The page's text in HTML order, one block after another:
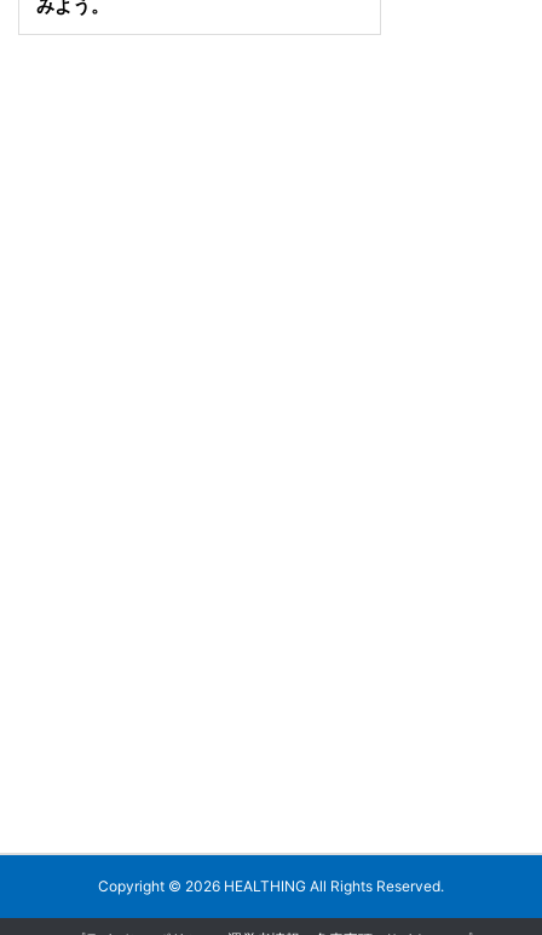
みよう。
Copyright © 2026 HEALTHING All Rights Reserved.